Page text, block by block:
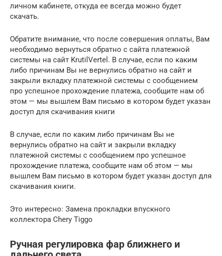
личном кабинете, откуда ее всегда можно будет
скачать.
Обратите внимание, что после совершения оплаты, Вам
необходимо вернуться обратно с сайта платежной
системы на сайт KrutilVertel. В случае, если по каким
либо причинам Вы не вернулись обратно на сайт и
закрыли вкладку платежной системы с сообщением
про успешное прохождение платежа, сообщите нам об
этом — мы вышлем Вам письмо в котором будет указан
доступ для скачивания книги
В случае, если по каким либо причинам Вы не
вернулись обратно на сайт и закрыли вкладку
платежной системы с сообщением про успешное
прохождение платежа, сообщите нам об этом — мы
вышлем Вам письмо в котором будет указан доступ для
скачивания книги.
Это интересно: Замена прокладки впускного
коллектора Chery Tiggo
Ручная регулировка фар ближнего и